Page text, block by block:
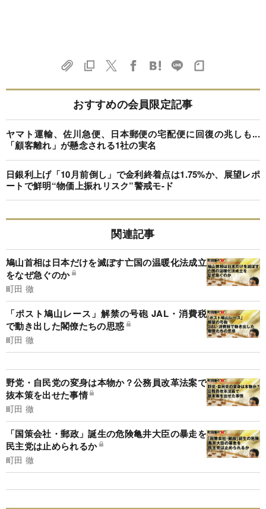
おすすめの会員限定記事
ヤマト運輸、佐川急便、日本郵便の宅配便に回復の兆しも...
「顧客離れ」が懸念される1社の実名
日銀利上げ「10月前倒し」で金利終着点は1.75%か、展望レポ
ートで鮮明“物価上振れリスク”警戒モ-ド
関連記事
鳩山首相は日本だけを滅ぼす亡国の温暖化法成立
をなぜ急ぐのか
町田 徹
「ポスト鳩山レース」解禁の号砲 JAL・消費税
で動き出した閣僚たちの思惑
町田 徹
野党・自民党の変身は本物か？公務員改革法案で
抜本策を出せた事情
町田 徹
「国策会社・郵政」誕生の危険亀井大臣の暴走を
民主党は止められるか
町田 徹